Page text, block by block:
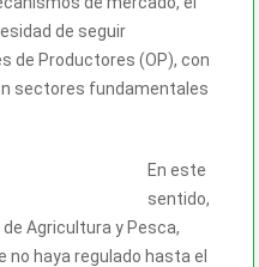
de seguir
de Productores (OP), con
sectores fundamentales
En este
sentido,
Agricultura y Pesca,
no haya regulado hasta el